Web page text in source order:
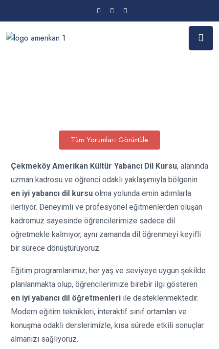
Tüm Yorumları Görüntüle
Çekmeköy Amerikan Kültür Yabancı Dil Kursu, alanında
uzman kadrosu ve öğrenci odaklı yaklaşımıyla bölgenin
en iyi yabancı dil kursu olma yolunda emin adımlarla
ilerliyor. Deneyimli ve profesyonel eğitmenlerden oluşan
kadromuz sayesinde öğrencilerimize sadece dil
öğretmekle kalmıyor, aynı zamanda dil öğrenmeyi keyifli
bir sürece dönüştürüyoruz.
Eğitim programlarımız, her yaş ve seviyeye uygun şekilde
planlanmakta olup, öğrencilerimize birebir ilgi gösteren
en iyi yabancı dil öğretmenleri ile desteklenmektedir.
Modern eğitim teknikleri, interaktif sınıf ortamları ve
konuşma odaklı derslerimizle, kısa sürede etkili sonuçlar
almanızı sağlıyoruz.